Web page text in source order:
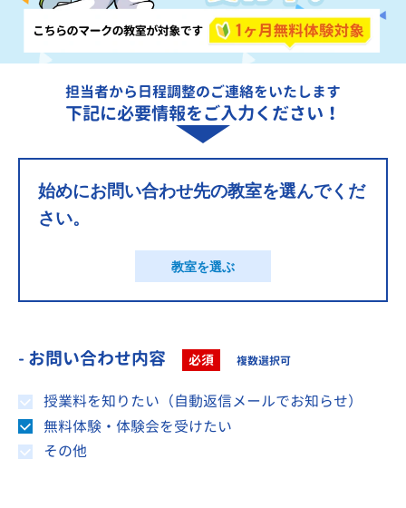
担当者から日程調整のご連絡をいたします
下記に必要情報をご入力ください！
始めにお問い合わせ先の教室を選んでくだ
さい。
教室を選ぶ
- お問い合わせ内容 必須 複数選択可
授業料を知りたい（自動返信メールでお知らせ）
無料体験・体験会を受けたい
その他